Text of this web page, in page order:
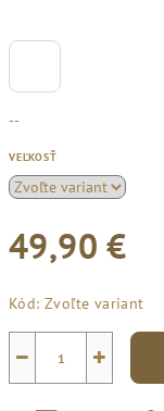
--
VEĽKOSŤ
49,90 €
cena:
Kód: Zvoľte variant
+
−